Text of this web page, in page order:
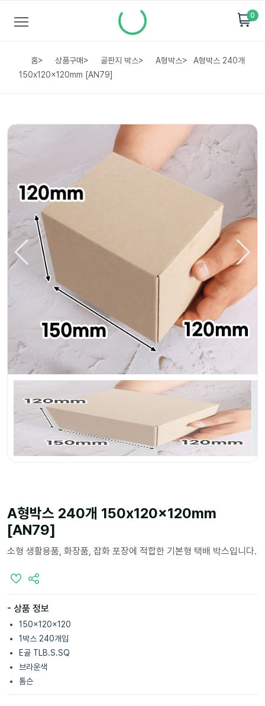
0
홈> 상품구매> 골판지 박스> A형박스>
A형박스 240개
150x120x120mm [AN79]
A형박스 240개 150x120x120mm
[AN79]
소형 생활용품, 화장품, 잡화 포장에 적합한 기본형 택배 박스입니다.
- 상품 정보
150x120x120
1박스 240개입
E골 TLB.S.SQ
브라운색
톰슨